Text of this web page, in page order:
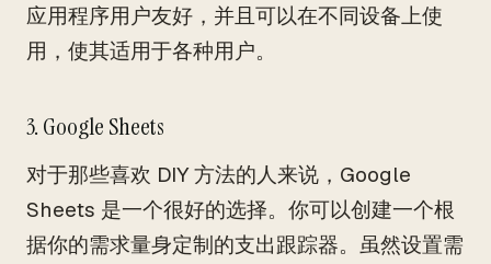
应用程序用户友好，并且可以在不同设备上使
用，使其适用于各种用户。
3. Google Sheets
对于那些喜欢 DIY 方法的人来说，Google
Sheets 是一个很好的选择。你可以创建一个根
据你的需求量身定制的支出跟踪器。虽然设置需